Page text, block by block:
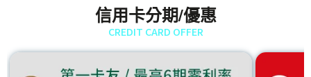
信用卡分期/優惠
CREDIT CARD OFFER